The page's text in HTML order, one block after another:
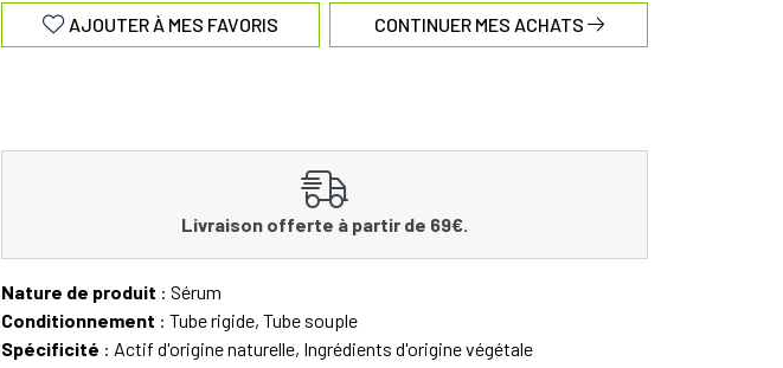
AJOUTER À MES FAVORIS CONTINUER MES ACHATS
Livraison offerte à partir de 69€.
Nature de produit : Sérum
Conditionnement : Tube rigide, Tube souple
Spécificité : Actif d'origine naturelle, Ingrédients d'origine végétale